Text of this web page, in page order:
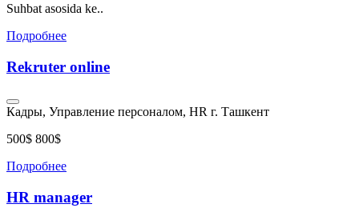
Suhbat asosida ke..
Подробнее
Rekruter online
Кадры, Управление персоналом, HR г. Ташкент
500$ 800$
Подробнее
HR manager